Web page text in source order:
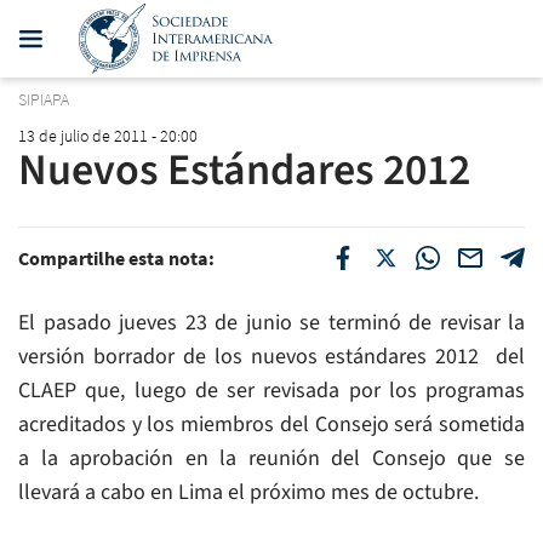
SIPIAPA
13 de julio de 2011 - 20:00
Nuevos Estándares 2012
Compartilhe esta nota:
El pasado jueves 23 de junio se terminó de revisar la
versión borrador de los nuevos estándares 2012 del
CLAEP que, luego de ser revisada por los programas
acreditados y los miembros del Consejo será sometida
a la aprobación en la reunión del Consejo que se
llevará a cabo en Lima el próximo mes de octubre.